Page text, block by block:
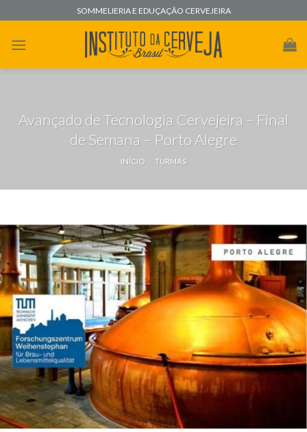
to
content
SOMMELIERIA E EDUÇAÇÃO CERVEJEIRA
Avançado de Tecnologia Cervejeira – Final
de Semana – Porto Alegre
INÍCIO TURMAS